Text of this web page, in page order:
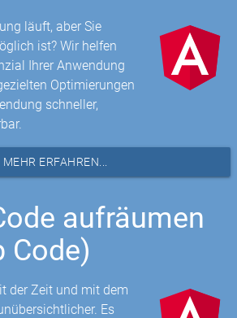
läuft, aber Sie
ist? Wir helfen
Ihrer Anwendung
Optimierungen
schneller,
MEHR ERFAHREN...
aufräumen
Code)
der Zeit und mit dem
Es